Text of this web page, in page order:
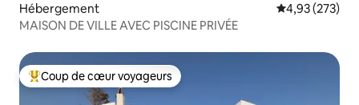
Hébergement Évaluation
4,93 (273)
MAISON DE VILLE AVEC PISCINE PRIVÉE
Coups de cœur voyageurs les plus appréciés
Coup de cœur voyageurs